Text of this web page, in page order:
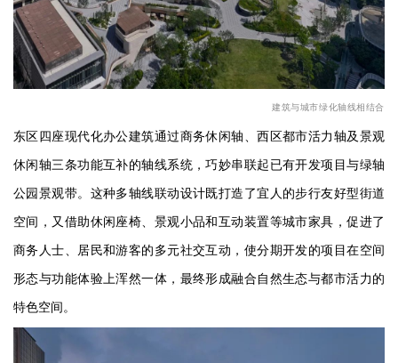
建筑与城市绿化轴线相结合
东区四座现代化办公建筑通过商务休闲轴、西区都市活力轴及景观
休闲轴三条功能互补的轴线系统，巧妙串联起已有开发项目与绿轴
公园景观带。这种多轴线联动设计既打造了宜人的步行友好型街道
空间，又借助休闲座椅、景观小品和互动装置等城市家具，促进了
商务人士、居民和游客的多元社交互动，使分期开发的项目在空间
形态与功能体验上浑然一体，最终形成融合自然生态与都市活力的
特色空间。